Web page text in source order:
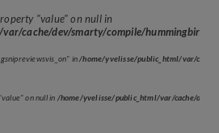
"value" on null in
var/cache/dev/smarty/compile/
in/home/yvelisse/public_html/var/
on null in /home/yvelisse/public_html/var/cache/dev/